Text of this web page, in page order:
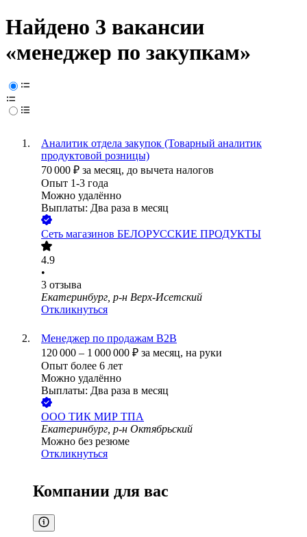
Найдено 3 вакансии
«менеджер по закупкам»
Аналитик отдела закупок (Товарный аналитик
продуктовой розницы)
70 000 ₽ за месяц, до вычета налогов
Опыт 1-3 года
Можно удалённо
Выплаты: Два раза в месяц
Сеть магазинов БЕЛОРУССКИЕ ПРОДУКТЫ
4.9
•
3 отзыва
Екатеринбург, р-н Верх-Исетский
Откликнуться
Менеджер по продажам B2B
120 000 – 1 000 000 ₽ за месяц, на руки
Опыт более 6 лет
Можно удалённо
Выплаты: Два раза в месяц
ООО ТИК МИР ТПА
Екатеринбург, р-н Октябрьский
Можно без резюме
Откликнуться
Компании для вас